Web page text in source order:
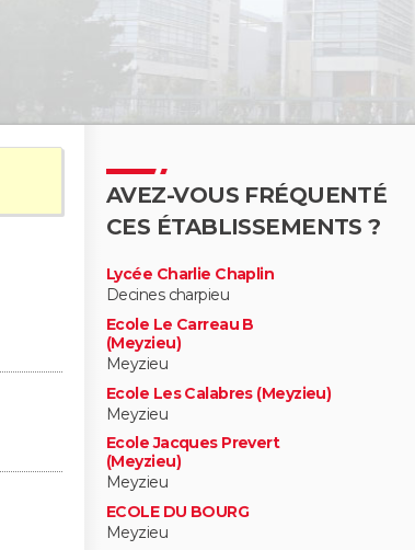
AVEZ-VOUS FRÉQUENTÉ
CES ÉTABLISSEMENTS ?
Lycée Charlie Chaplin
Decines charpieu
Ecole Le Carreau B
(Meyzieu)
Meyzieu
Ecole Les Calabres (Meyzieu)
Meyzieu
Ecole Jacques Prevert
(Meyzieu)
Meyzieu
ECOLE DU BOURG
Meyzieu